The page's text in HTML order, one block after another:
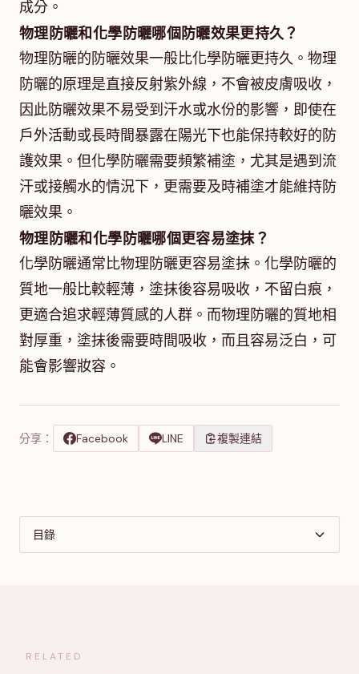
成分。
物理防曬和化學防曬哪個防曬效果更持久？
物理防曬的防曬效果一般比化學防曬更持久。物理
防曬的原理是直接反射紫外線，不會被皮膚吸收，
因此防曬效果不易受到汗水或水份的影響，即使在
戶外活動或長時間暴露在陽光下也能保持較好的防
護效果。但化學防曬需要頻繁補塗，尤其是遇到流
汗或接觸水的情況下，更需要及時補塗才能維持防
曬效果。
物理防曬和化學防曬哪個更容易塗抹？
化學防曬通常比物理防曬更容易塗抹。化學防曬的
質地一般比較輕薄，塗抹後容易吸收，不留白痕，
更適合追求輕薄質感的人群。而物理防曬的質地相
對厚重，塗抹後需要時間吸收，而且容易泛白，可
能會影響妝容。
分享： Facebook LINE 複製連結
目錄
RELATED